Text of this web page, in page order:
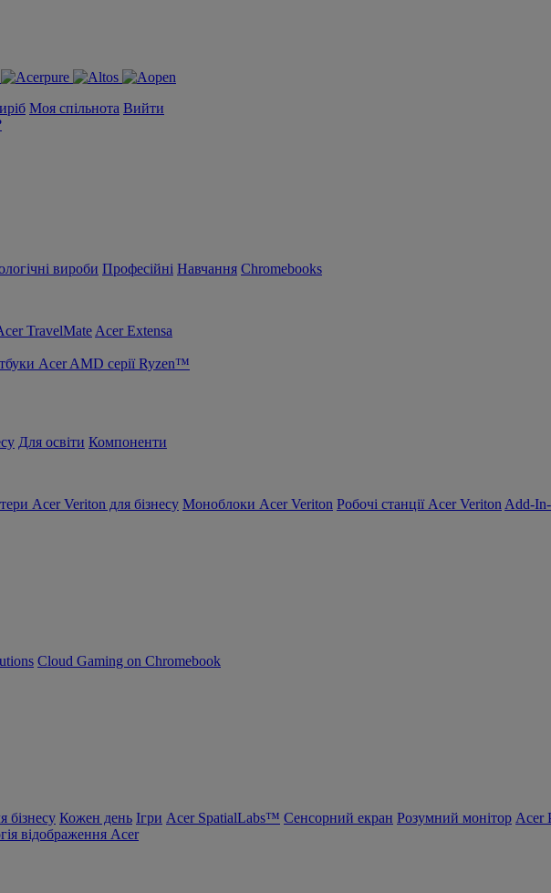
Моя спільнота Вийти
вироби Професійні Навчання Chromebooks
TravelMate Acer Extensa
Acer AMD серії Ryzen™
Для освіти Компоненти
Acer Veriton для бізнесу Моноблоки Acer Veriton Робочі станції Acer Veriton Add-
Cloud Gaming on Chromebook
бізнесу Кожен день Ігри Acer SpatialLabs™ Сенсорний екран Розумний монітор Acer
відображення Acer